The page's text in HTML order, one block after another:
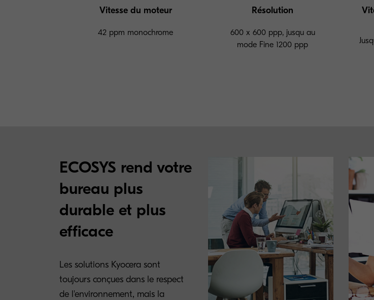
Vitesse du moteur
42 ppm monochrome
Résolution
600 x 600 ppp, jusqu au
mode Fine 1200 ppp
ECOSYS rend votre
bureau plus
durable et plus
efficace
Les solutions Kyocera sont
toujours conçues dans le respect
de l'environnement, mais la